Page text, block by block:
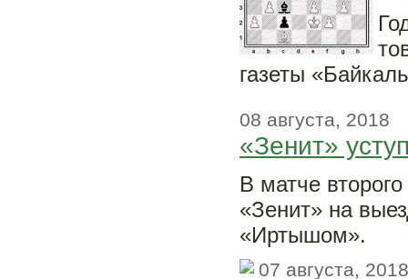
газеты
08 августа, 2018
«Зенит»
В матче
«Зенит» на
«Иртышом».
07 августа, 2018